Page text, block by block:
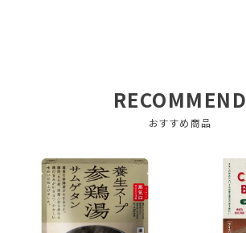
RECOMMEND
おすすめ商品